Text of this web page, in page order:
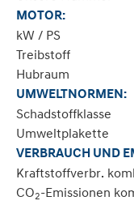
MOTOR:
kW / PS
Treibstoff
Hubraum
UMWELTNORMEN:
Schadstoffklasse
Umweltplakette
VERBRAUCH UND
Kraftstoffverbr.
CO2-Emissionen